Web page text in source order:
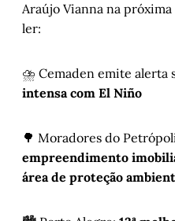
Araújo Vianna na próxima
ler:
⛈️ Cemaden emite alerta
intensa com El Niño
🌳 Moradores do
empreendimento
área de proteção